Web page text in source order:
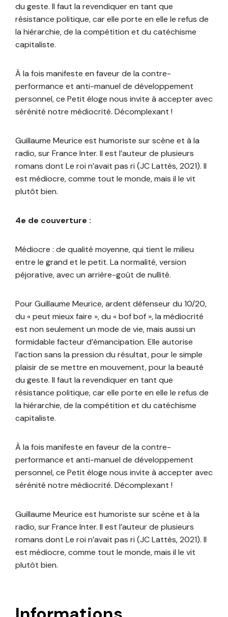
du geste. Il faut la revendiquer en tant que
résistance politique, car elle porte en elle le refus de
la hiérarchie, de la compétition et du catéchisme
capitaliste.
À la fois manifeste en faveur de la contre-
performance et anti-manuel de développement
personnel, ce Petit éloge nous invite à accepter avec
sérénité notre médiocrité. Décomplexant !
Guillaume Meurice est humoriste sur scène et à la
radio, sur France Inter. Il est l’auteur de plusieurs
romans dont Le roi n’avait pas ri (JC Lattès, 2021). Il
est médiocre, comme tout le monde, mais il le vit
plutôt bien.
4e de couverture :
Médiocre : de qualité moyenne, qui tient le milieu
entre le grand et le petit. La normalité, version
péjorative, avec un arrière-goût de nullité.
Pour Guillaume Meurice, ardent défenseur du 10/20,
du « peut mieux faire », du « bof bof », la médiocrité
est non seulement un mode de vie, mais aussi un
formidable facteur d’émancipation. Elle autorise
l’action sans la pression du résultat, pour le simple
plaisir de se mettre en mouvement, pour la beauté
du geste. Il faut la revendiquer en tant que
résistance politique, car elle porte en elle le refus de
la hiérarchie, de la compétition et du catéchisme
capitaliste.
À la fois manifeste en faveur de la contre-
performance et anti-manuel de développement
personnel, ce Petit éloge nous invite à accepter avec
sérénité notre médiocrité. Décomplexant !
Guillaume Meurice est humoriste sur scène et à la
radio, sur France Inter. Il est l’auteur de plusieurs
romans dont Le roi n’avait pas ri (JC Lattès, 2021). Il
est médiocre, comme tout le monde, mais il le vit
plutôt bien.